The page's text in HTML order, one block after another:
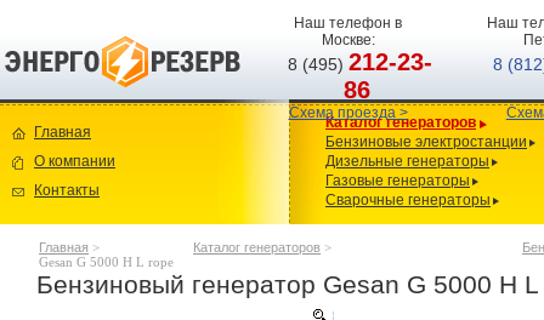
Наш телефон в
Москве:
8 (495)212-23-
86
Схема проезда >
Наш
8
Главная
О компании
Контакты
Каталог генераторов
Бензиновые электростанции
Дизельные генераторы
Газовые генераторы
Сварочные генераторы
Главная > Каталог генераторов >
Gesan G 5000 H L rope
Бензиновый генератор Gesan G 5000 H